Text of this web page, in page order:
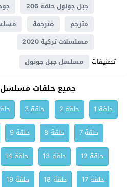
جبل جونول حلقة 206
مترجم
مترجمة
مسلسلات تركية 2020
تصنيفات مسلسل جبل جونول
جميع حلقات
حلقة 1 حلقة 2 حلقة 3
حلقة 7
حلقة 8 حلقة 9
حلقة 12
حلقة 13 حلقة 14
حلقة 17
حلقة 18 حلقة 19